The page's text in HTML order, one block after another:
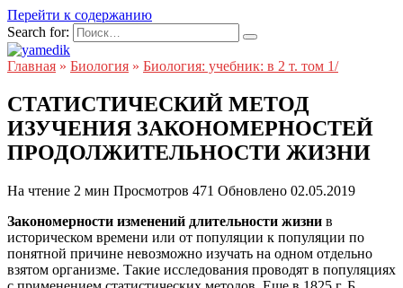
Перейти к содержанию
Search for:
Главная » Биология » Биология: учебник: в 2 т. том 1/
СТАТИСТИЧЕСКИЙ МЕТОД
ИЗУЧЕНИЯ ЗАКОНОМЕРНОСТЕЙ
ПРОДОЛЖИТЕЛЬНОСТИ ЖИЗНИ
На чтение 2 мин Просмотров 471 Обновлено 02.05.2019
Закономерности изменений длительности жизни в
историческом времени или от популяции к популяции по
понятной причине невозможно изучать на одном отдельно
взятом организме. Такие исследования проводят в популяциях